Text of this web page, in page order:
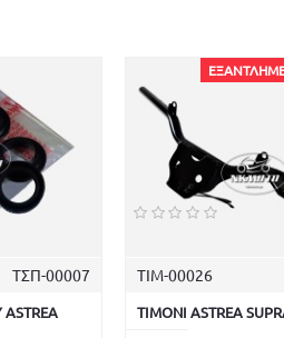
ΤΣΠ-00007 ΤΙΜ-00026
ΤΙΜΟΝΙ ASTREA